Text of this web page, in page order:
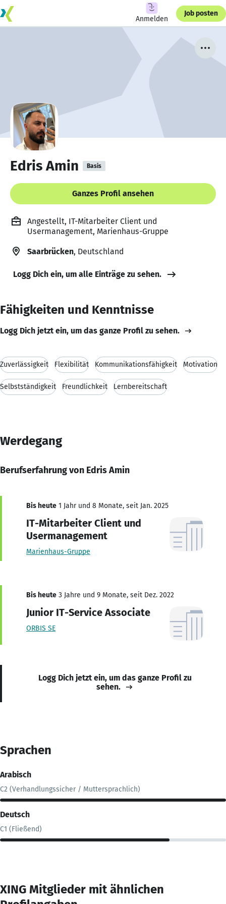
Anmelden
Job posten
Edris Amin Basis
Ganzes Profil ansehen
Angestellt, IT-Mitarbeiter Client und
Usermanagement, Marienhaus-Gruppe
Saarbrücken, Deutschland
Logg Dich ein, um alle Einträge zu sehen.
Fähigkeiten und Kenntnisse
Logg Dich jetzt ein, um das ganze Profil zu sehen.
Zuverlässigkeit Flexibilität Kommunikationsfähigkeit Motivation
Selbstständigkeit Freundlichkeit Lernbereitschaft
Werdegang
Berufserfahrung von Edris Amin
Bis heute 1 Jahr und 8 Monate, seit Jan. 2025
IT-Mitarbeiter Client und
Usermanagement
Marienhaus-Gruppe
Bis heute 3 Jahre und 9 Monate, seit Dez. 2022
Junior IT-Service Associate
ORBIS SE
Logg Dich jetzt ein, um das ganze Profil zu
sehen.
Sprachen
Arabisch
C2 (Verhandlungssicher / Muttersprachlich)
Deutsch
C1 (Fließend)
XING Mitglieder mit ähnlichen